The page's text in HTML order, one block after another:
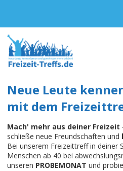
Neue Leute
mit dem
Mach' mehr aus deiner Freizeit
schließe neue Freundschaften und
Bei unserem Freizeittreff in deiner
Menschen ab 40 bei
unseren PROBEMONAT und